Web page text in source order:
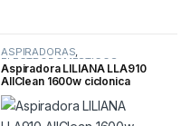
ASPIRADORAS,
ELECTRODOMESTICOS
Aspiradora LILIANA LLA910
AllClean 1600w ciclonica